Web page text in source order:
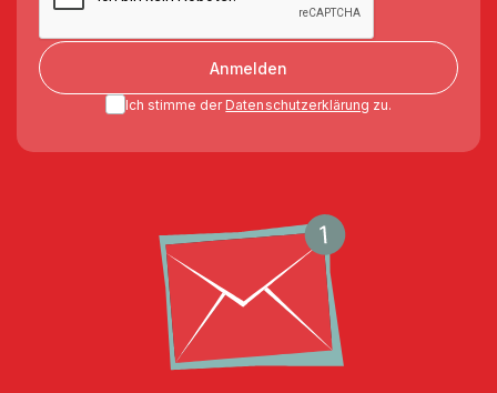
Anmelden
Ich stimme der Datenschutzerklärung zu.